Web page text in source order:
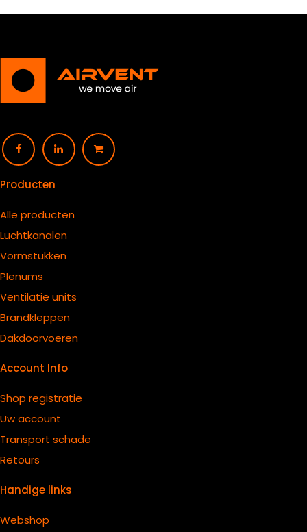
Producten
Alle producten
Luchtkanalen
Vormstukken
Plenums
Ventilatie units
Brandkleppen
Dakdoorvoeren
Account Info
Shop registratie
Uw account
Transport schade
Retours
Handige links
Webshop